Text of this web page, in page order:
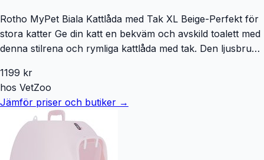
Rotho MyPet Biala Kattlåda med Tak XL Beige-Perfekt för
stora katter Ge din katt en bekväm och avskild toalett med
denna stilrena och rymliga kattlåda med tak. Den ljusbruna
större katter eller hushåll med flera katter. För att hålla
luften fräsch är kattlådan utrustad med dubbla kolfilter
som effektivt neutraliserar dåliga lukter. Den
magnetstängda dörren hjälper dessutom till att minska spill
och hindrar lukt från att spridas i rummet. Fördelar med
Rotho MyPet Biala Kattlåda med Tak XL Cappuccino:
1199 kr
hos VetZoo
Jämför priser och butiker →